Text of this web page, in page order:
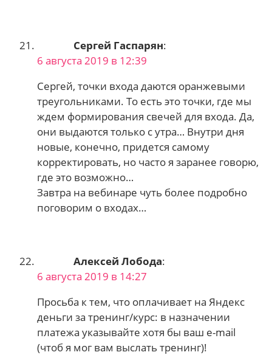
Сергей Гаспарян:
6 августа 2019 в 12:39
Сергей, точки входа даются оранжевыми
треугольниками. То есть это точки, где мы
ждем формирования свечей для входа. Да,
они выдаются только с утра… Внутри дня
новые, конечно, придется самому
корректировать, но часто я заранее говорю,
где это возможно…
Завтра на вебинаре чуть более подробно
поговорим о входах…
Алексей Лобода:
6 августа 2019 в 14:27
Просьба к тем, что оплачивает на Яндекс
деньги за тренинг/курс: в назначении
платежа указывайте хотя бы ваш e-mail
(чтоб я мог вам выслать тренинг)!